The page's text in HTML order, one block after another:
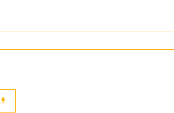
download